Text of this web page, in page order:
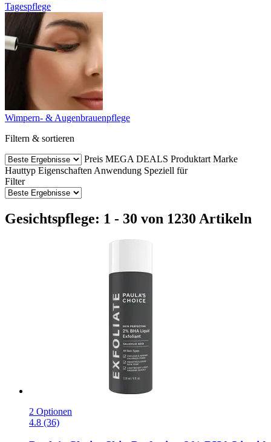
Tagespflege
Wimpern- & Augenbrauenpflege
Filtern & sortieren
Preis MEGA DEALS Produktart Marke
Hauttyp Eigenschaften Anwendung Speziell für
Filter
Gesichtspflege: 1 - 30 von 1230 Artikeln
2 Optionen
4.8 (36)